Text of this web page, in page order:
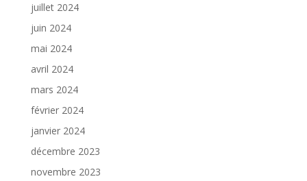
juillet 2024
juin 2024
mai 2024
avril 2024
mars 2024
février 2024
janvier 2024
décembre 2023
novembre 2023